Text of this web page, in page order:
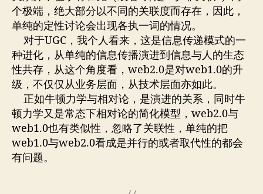
个极端，绝大部分以不同的关联度而存在，因此，
单纯的定性讨论会出现各执一词的情况。
对于UGC，我个人看来，这是信息传递模式的一
种进化，从单纯的信息传播演进到信息与人的生态
性共存，从这个角度看，web2.0是对web1.0的升
级，不仅仅从业务层面，从技术层面亦如此。
正如牛顿力学与相对论，是演进的关系，同时牛
顿力学又是常态下相对论的简化模型，web2.0与
web1.0也有类似性，忽略了关联性，单纯的把
web1.0与web2.0看成是并行的或者取代性的都会
有问题。